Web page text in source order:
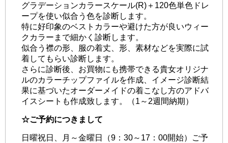
グラデーションカラースケール(R)＋120色単色ドレ
ープを使い似合う色を診断します。
特に好印象のベストカラーや避けた方が良いウィー
クカラーまで細かく診断します。
似合う襟の形、服の着丈、形、素材などを実際に試
着してもらい診断します。
さらに診断後、お買物にも携帯できる貴女オリジナ
ルのカラーチップファイルを作成、イメージ診断結
果に基づいたオーダーメイドの着こなし方のアドバ
イスシートも作成致します。（1～2週間納期）
☆ご予約につきまして
日曜祝日、月～金曜日（9：30～17：00開始）ご予